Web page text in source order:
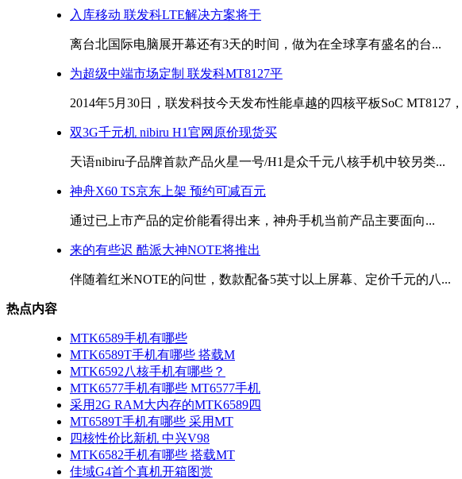
入库移动 联发科LTE解决方案将于
离台北国际电脑展开幕还有3天的时间，做为在全球享有盛名的台...
为超级中端市场定制 联发科MT8127平
2014年5月30日，联发科技今天发布性能卓越的四核平板SoC MT8127
双3G千元机 nibiru H1官网原价现货买
天语nibiru子品牌首款产品火星一号/H1是众千元八核手机中较另类...
神舟X60 TS京东上架 预约可减百元
通过已上市产品的定价能看得出来，神舟手机当前产品主要面向...
来的有些迟 酷派大神NOTE将推出
伴随着红米NOTE的问世，数款配备5英寸以上屏幕、定价千元的八...
热点内容
MTK6589手机有哪些
MTK6589T手机有哪些 搭载M
MTK6592八核手机有哪些？
MTK6577手机有哪些 MT6577手机
采用2G RAM大内存的MTK6589四
MT6589T手机有哪些 采用MT
四核性价比新机 中兴V98
MTK6582手机有哪些 搭载MT
佳域G4首个真机开箱图赏